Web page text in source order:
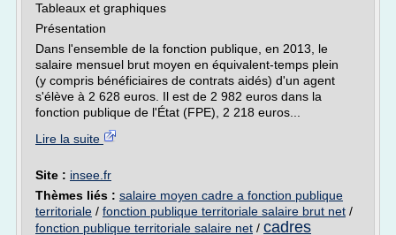
Tableaux et graphiques
Présentation
Dans l'ensemble de la fonction publique, en 2013, le
salaire mensuel brut moyen en équivalent-temps plein
(y compris bénéficiaires de contrats aidés) d'un agent
s'élève à 2 628 euros. Il est de 2 982 euros dans la
fonction publique de l'État (FPE), 2 218 euros...
Lire la suite
Site : insee.fr
Thèmes liés : salaire moyen cadre a fonction publique
territoriale / fonction publique territoriale salaire brut net /
fonction publique territoriale salaire net / cadres